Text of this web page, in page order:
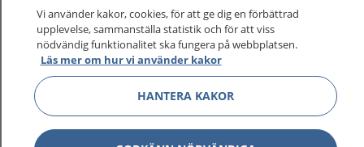
1177 på flera språk Visa
Om 1177 Visa
Vi använder kakor, cookies, för att ge dig en förbättrad
upplevelse, sammanställa statistik och för att viss
nödvändig funktionalitet ska fungera på webbplatsen.
Läs mer om hur vi använder kakor
HANTERA KAKOR